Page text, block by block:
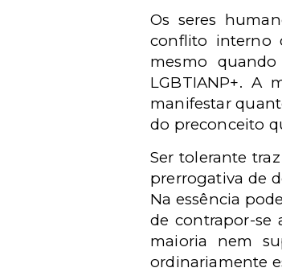
Os seres
conflito interno
mesmo
LGBTIANP+. A
manifestar
do preconceito
Ser tolerante
prerrogativa de
Na essência
de contrapor-se
maioria nem
ordinariamente